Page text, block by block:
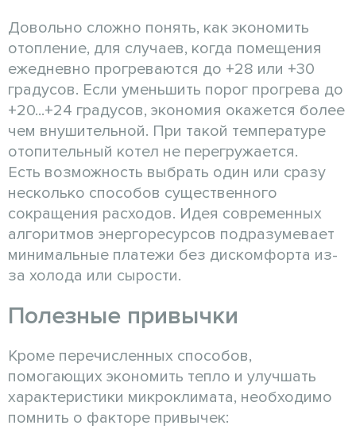
Довольно сложно понять, как экономить
отопление, для случаев, когда помещения
ежедневно прогреваются до +28 или +30
градусов. Если уменьшить порог прогрева до
+20...+24 градусов, экономия окажется более
чем внушительной. При такой температуре
отопительный котел не перегружается.
Есть возможность выбрать один или сразу
несколько способов существенного
сокращения расходов. Идея современных
алгоритмов энергоресурсов подразумевает
минимальные платежи без дискомфорта из-
за холода или сырости.
Полезные привычки
Кроме перечисленных способов,
помогающих экономить тепло и улучшать
характеристики микроклимата, необходимо
помнить о факторе привычек: